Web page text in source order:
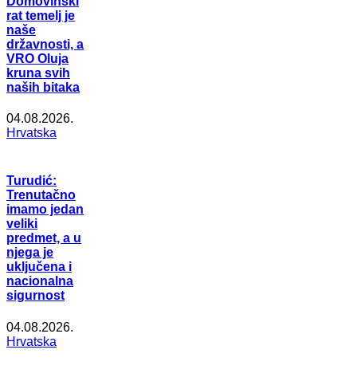
rat temelj je
naše
državnosti, a
VRO Oluja
kruna svih
naših bitaka
04.08.2026.
Hrvatska
Turudić:
Trenutačno
imamo jedan
veliki
predmet, a u
njega je
uključena i
nacionalna
sigurnost
04.08.2026.
Hrvatska